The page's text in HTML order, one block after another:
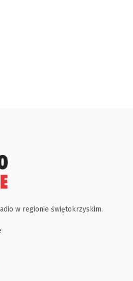
w regionie świętokrzyskim.